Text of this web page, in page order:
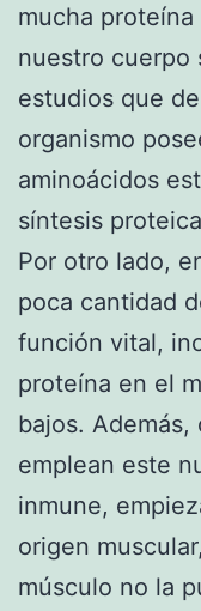
mucha
nuestro cuerpo
estudios que
organismo
aminoácidos
síntesis
Por otro lado,
poca cantidad
función vital,
proteína en el
bajos.
emplean este
inmune,
origen
músculo no la